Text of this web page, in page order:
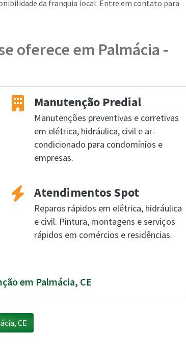
da franquia local. Entre em contato para
oferece em Palmácia -
Manutenção Predial
Manutenções preventivas e corretivas
em elétrica, hidráulica, civil e ar-
condicionado para condomínios e
empresas.
Atendimentos Spot
Reparos rápidos em elétrica, hidráulica
e civil. Pintura, montagens e serviços
rápidos em comércios e residências.
em Palmácia, CE
CE